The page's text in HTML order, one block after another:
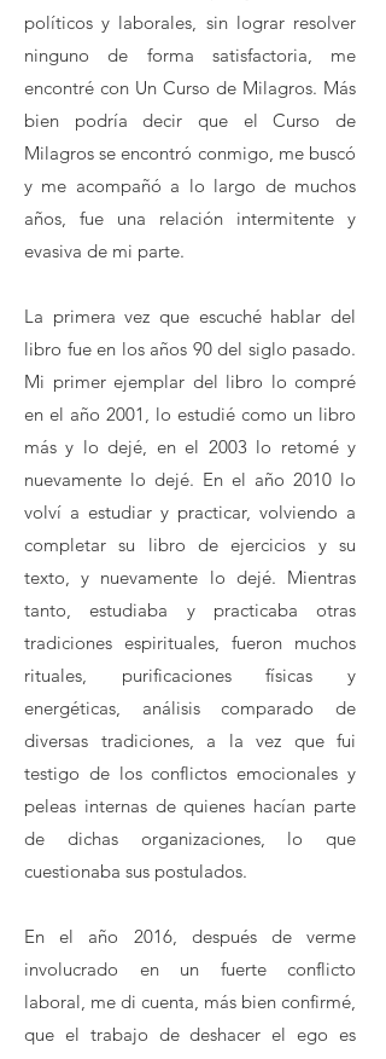
políticos y laborales, sin lograr resolver
ninguno de forma satisfactoria, me
encontré con Un Curso de Milagros. Más
bien podría decir que el Curso de
Milagros se encontró conmigo, me buscó
y me acompañó a lo largo de muchos
años, fue una relación intermitente y
evasiva de mi parte.
La primera vez que escuché hablar del
libro fue en los años 90 del siglo pasado.
Mi primer ejemplar del libro lo compré
en el año 2001, lo estudié como un libro
más y lo dejé, en el 2003 lo retomé y
nuevamente lo dejé. En el año 2010 lo
volví a estudiar y practicar, volviendo a
completar su libro de ejercicios y su
texto, y nuevamente lo dejé. Mientras
tanto, estudiaba y practicaba otras
tradiciones espirituales, fueron muchos
rituales, purificaciones físicas y
energéticas, análisis comparado de
diversas tradiciones, a la vez que fui
testigo de los conflictos emocionales y
peleas internas de quienes hacían parte
de dichas organizaciones, lo que
cuestionaba sus postulados.
En el año 2016, después de verme
involucrado en un fuerte conflicto
laboral, me di cuenta, más bien confirmé,
que el trabajo de deshacer el ego es